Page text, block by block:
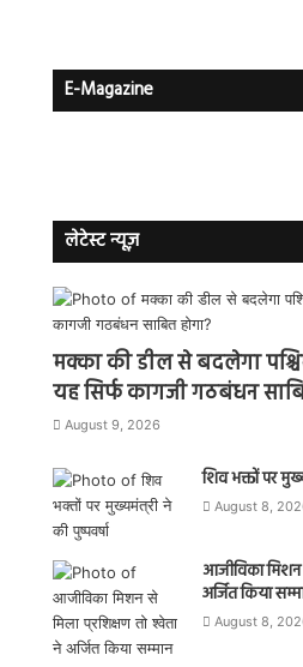
E-Magazine
लेटेस्ट न्यूज़
मक्का की डील से बदलेगा
यह सिर्फ कागजी गठबंधन
August 9, 2026
शिव भक्तों पर
August 8,
आजीविका मिशन
अर्जित किया
August 8,